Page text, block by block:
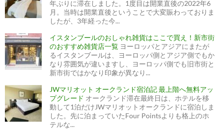
年ぶりに滞在しました。1度目は開業直後の2022年6
月。当時は開業直後ということで大変賑わっておりま
したが、3年経った今...
イスタンブールのおしゃれ雑貨はここで買え！新市街
のおすすめ雑貨店一覧 ヨーロッパとアジアにまたが
るイスタンブールは、ヨーロッパ側とアジア側でもか
なり雰囲気が違いますし、ヨーロッパ側でも旧市街と
新市街ではかなり印象が異なり...
JWマリオット オークランド宿泊記 最上階へ無料アッ
プグレード オークランド滞在最終日は、ホテルを移
動して1泊だけJWマリオットオークランドに宿泊しま
した。先に泊まっていたFour Pointsよりも格上のホ
テルな...